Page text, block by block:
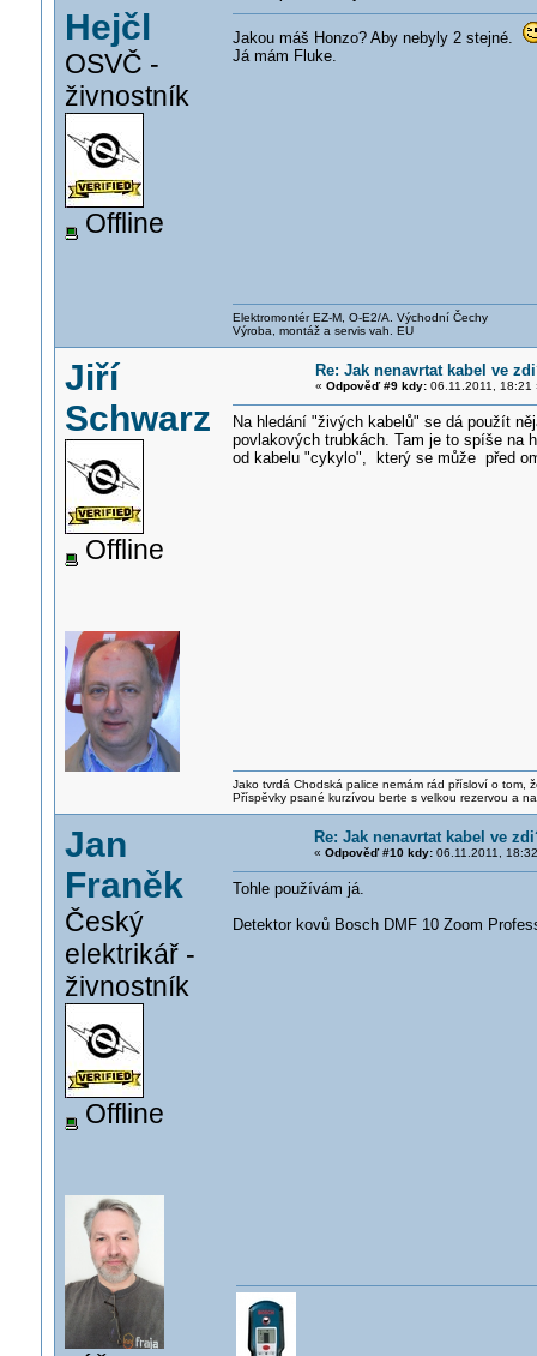
Hejčl
OSVČ -
živnostník
Offline
Jakou máš Honzo? Aby nebyly 2 stejné.
Já mám Fluke.
Elektromontér EZ-M, O-E2/A. Východní Čechy
Výroba, montáž a servis vah. EU
Jiří
Schwarz
Offline
Re: Jak nenavrtat kabel ve
« Odpověď #9 kdy:06.11.2011, 18:21
Na hledání "živých kabelů" se dá použít
povlakových trubkách. Tam je to spíše na
od kabelu "cykylo", který se může před
Jako tvrdá Chodská palice nemám rád přísloví o tom,
Příspěvky psané kurzívou berte s velkou rezervou a
Jan
Franěk
Český
elektrikář -
živnostník
Offline
Re: Jak nenavrtat kabel ve
« Odpověď #10 kdy:06.11.2011,
Tohle používám já.
Detektor kovů Bosch DMF 10 Zoom